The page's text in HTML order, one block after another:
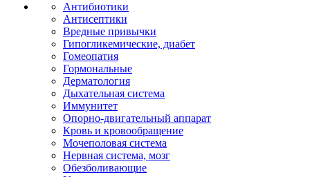
Антибиотики
Антисептики
Вредные привычки
Гипогликемические, диабет
Гомеопатия
Гормональные
Дерматология
Дыхательная система
Иммунитет
Опорно-двигательный аппарат
Кровь и кровообращение
Мочеполовая система
Нервная система, мозг
Обезболивающие